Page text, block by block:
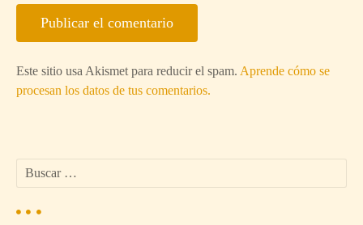
Este sitio usa Akismet para reducir el spam. Aprende cómo se
procesan los datos de tus comentarios.
c